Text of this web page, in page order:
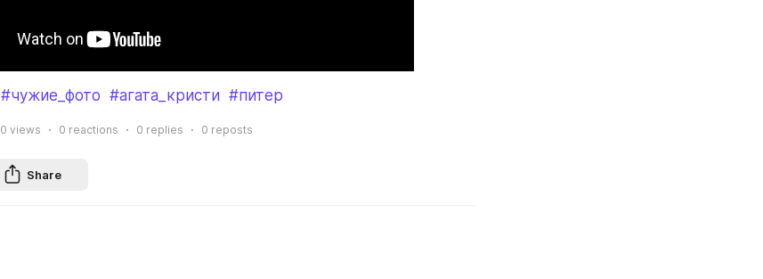
#чужие_фото #агата_кристи #питер
0 views 0 reactions 0 replies 0 reposts
Share